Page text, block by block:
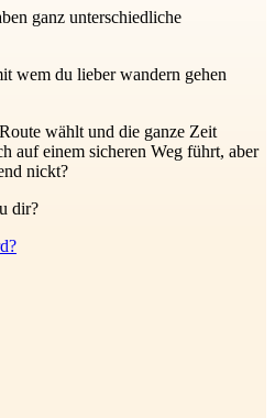
ganz unterschiedliche
wem du lieber wandern gehen
wählt und die ganze Zeit
auf einem sicheren Weg führt, aber
nickt?
dir?